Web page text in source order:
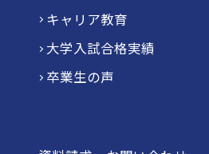
キャリア教育
大学入試合格実績
卒業生の声